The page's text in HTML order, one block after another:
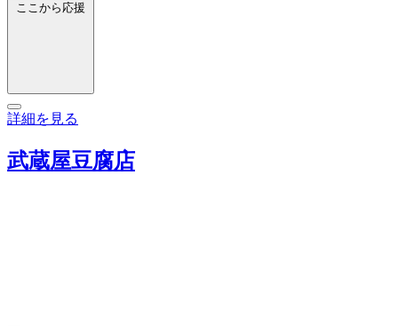
ここから応援
詳細を見る
武蔵屋豆腐店